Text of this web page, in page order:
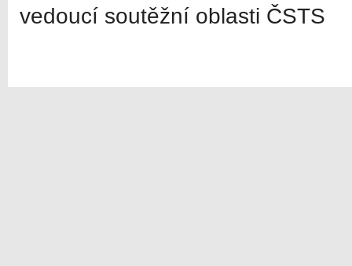
vedoucí soutěžní oblasti ČSTS